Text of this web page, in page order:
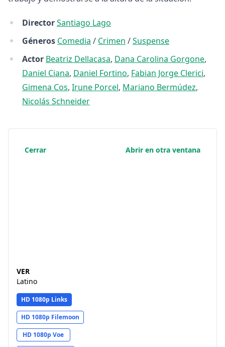
DirectorSantiago Lago
Géneros Comedia / Crimen /Suspense
Actor Beatriz Dellacasa, Dana Carolina Gorgone,
Daniel Ciana, Daniel Fortino, Fabian Jorge Clerici,
Gimena Cos, Irune Porcel, Mariano Bermúdez,
Nicolás Schneider
Cerrar Abrir en otra ventana
VER
Latino
HD 1080p Links
HD 1080p Filemoon
HD 1080p Voe